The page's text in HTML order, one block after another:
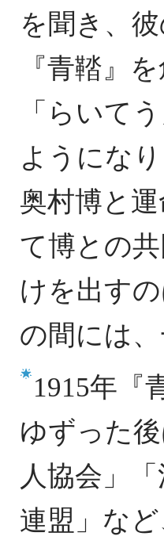
を聞き、
『青鞜』
「らいて
ようにな
奥村博と
て博との
けを出す
の間には
1915年『
ゆずった
人協会」
連盟」な